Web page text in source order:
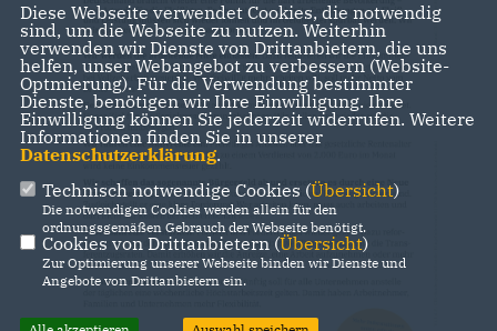
Diese Webseite verwendet Cookies, die notwendig
sind, um die Webseite zu nutzen. Weiterhin
verwenden wir Dienste von Drittanbietern, die uns
helfen, unser Webangebot zu verbessern (Website-
Optmierung). Für die Verwendung bestimmter
Dienste, benötigen wir Ihre Einwilligung. Ihre
Einwilligung können Sie jederzeit widerrufen. Weitere
Informationen finden Sie in unserer
Datenschutzerklärung.
Technisch notwendige Cookies (Übersicht)
Die notwendigen Cookies werden allein für den
ordnungsgemäßen Gebrauch der Webseite benötigt.
Cookies von Drittanbietern (Übersicht)
Zur Optimierung unserer Webseite binden wir Dienste und
Angebote von Drittanbietern ein.